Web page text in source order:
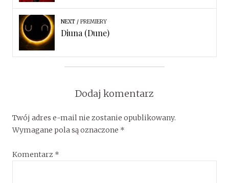
NEXT PREMIERY
Diuna (Dune)
Dodaj komentarz
Twój adres e-mail nie zostanie opublikowany.
Wymagane pola są oznaczone *
Komentarz *